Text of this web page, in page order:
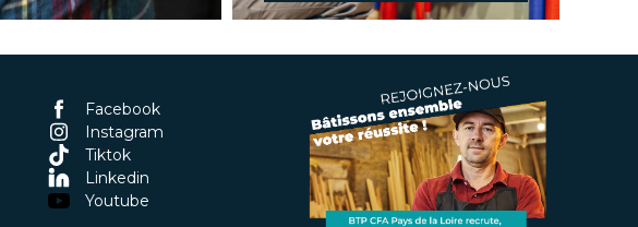
Facebook
Instagram
Tiktok
Linkedin
Youtube